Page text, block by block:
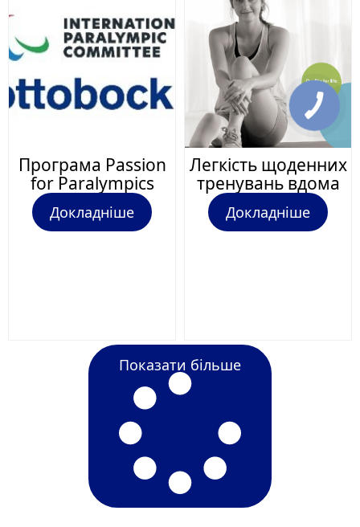
Програма Passion
for Paralympics
Докладніше
Легкість щоденних
тренувань вдома
Докладніше
Показати більше